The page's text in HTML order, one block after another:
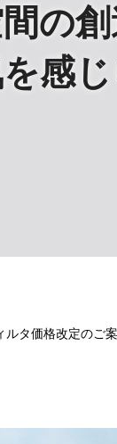
ルタ価格改定のご
ショップ再開（ク